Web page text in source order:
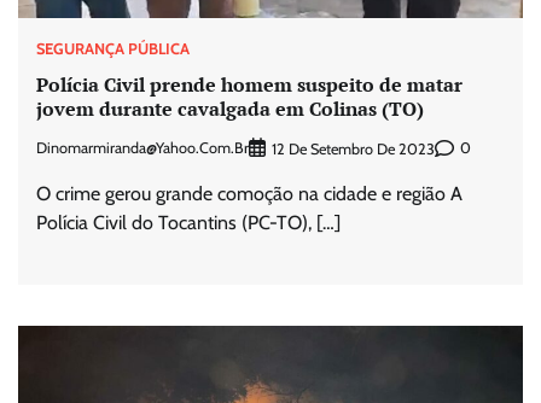
SEGURANÇA PÚBLICA
Polícia Civil prende homem suspeito de matar
jovem durante cavalgada em Colinas (TO)
Dinomarmiranda@yahoo.com.br 12 De Setembro De 2023 0
O crime gerou grande comoção na cidade e região A
Polícia Civil do Tocantins (PC-TO), […]